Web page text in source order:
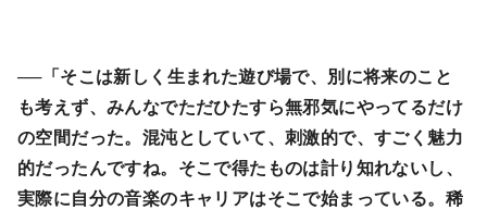
──「そこは新しく生まれた遊び場で、別に将来のこと
も考えず、みんなでただひたすら無邪気にやってるだけ
の空間だった。混沌としていて、刺激的で、すごく魅力
的だったんですね。そこで得たものは計り知れないし、
実際に自分の音楽のキャリアはそこで始まっている。稀